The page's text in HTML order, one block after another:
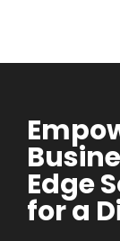
Edge
for a